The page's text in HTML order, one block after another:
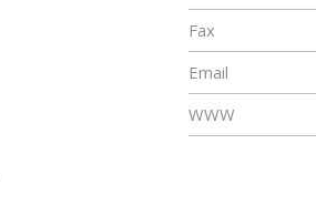
Fax
Email
WWW